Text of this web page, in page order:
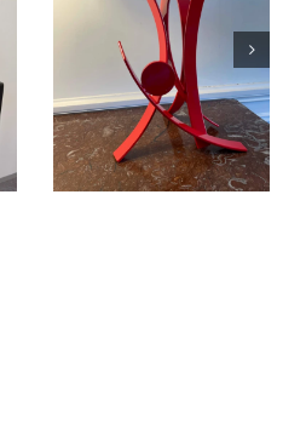
« L’équilibre
dans le Cosmos.
C’est la fête !… »
Sculptures